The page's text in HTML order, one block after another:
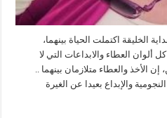
الخليقة اكتملت الحياة بينهما،
ألوان العطاء والابداعات التي لا
الأخذ والعطاء متلازمان بينهما ..
والإبداع بعيدا عن الغيرة